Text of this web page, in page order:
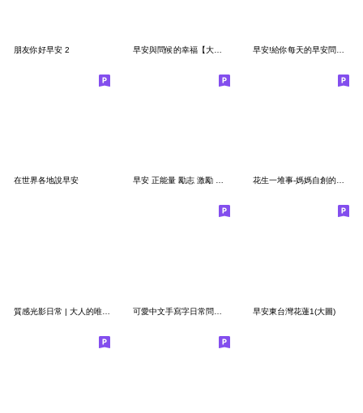
朋友你好早安 2
在世界各地說早安 早安 正能量 勵志 激勵 問候語錄系列貼圖 花生一堆事-媽媽自創的早安圖
早安東台灣花蓮1(大圖)